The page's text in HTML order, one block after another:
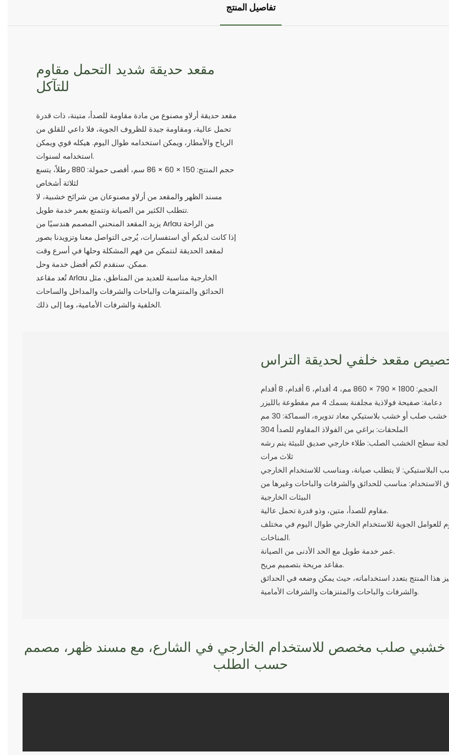
تفاصيل المنتج
مقعد حديقة شديد التحمل مقاوم
للتآكل
مقعد حديقة أرلاو مصنوع من مادة مقاومة للصدأ، متينة، ذات قدرة
تحمل عالية، ومقاومة جيدة للظروف الجوية، فلا داعي للقلق من
الرياح والأمطار، ويمكن استخدامه طوال اليوم. هيكله قوي ويمكن
استخدامه لسنوات.
حجم المنتج: 150 × 60 × 86 سم، أقصى حمولة: 880 رطلاً، يتسع
لثلاثة أشخاص
مسند الظهر والمقعد من أرلاو مصنوعان من شرائح خشبية، لا
تتطلب الكثير من الصيانة وتتمتع بعمر خدمة طويل.
يزيد المقعد المنحني المصمم هندسيًا من Arlau من الراحة
إذا كانت لديكم أي استفسارات، يُرجى التواصل معنا وتزويدنا بصور
لمقعد الحديقة لنتمكن من فهم المشكلة وحلها في أسرع وقت
ممكن. سنقدم لكم أفضل خدمة وحل.
تُعد مقاعد Arlau الخارجية مناسبة للعديد من المناطق، مثل
الحدائق والمتنزهات والباحات والشرفات والمداخل والساحات
الخلفية والشرفات الأمامية، وما إلى ذلك.
مقعد خلفي لحديقة التراس
الحجم: 1800 × 790 × 860 مم، 4 أقدام، 6 أقدام، 8 أقدام
دعامة: صفيحة فولاذية مجلفنة بسمك 4 مم مقطوعة بالليزر
خشب صلب أو خشب بلاستيكي معاد تدويره، السماكة: 30 مم
الملحقات: براغي من الفولاذ المقاوم للصدأ 304
سطح الخشب الصلب: طلاء خارجي صديق للبيئة يتم رشه
ثلاث مرات
الاستخدام: مناسب للحدائق والشرفات والباحات وغيرها من
البيئات الخارجية
مقاوم للصدأ، متين، وذو قدرة تحمل عالية.
للعوامل الجوية للاستخدام الخارجي طوال اليوم في مختلف
المناخات.
عمر خدمة طويل مع الحد الأدنى من الصيانة.
مقاعد مريحة بتصميم مريح.
هذا المنتج بتعدد استخداماته، حيث يمكن وضعه في الحدائق
والشرفات والباحات والمتنزهات والشرفات الأمامية.
خشبي صلب مخصص للاستخدام الخارجي في الشارع، مع مسند ظهر، مصمم
حسب الطلب